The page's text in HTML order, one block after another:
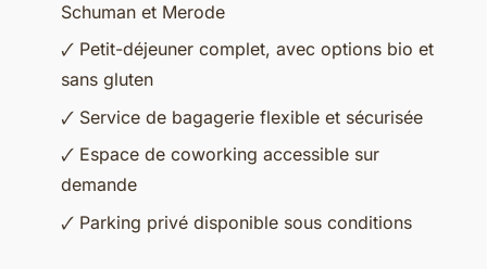
Schuman et Merode
🗸 Petit-déjeuner complet, avec options bio et
sans gluten
🗸 Service de bagagerie flexible et sécurisée
🗸 Espace de coworking accessible sur
demande
🗸 Parking privé disponible sous conditions